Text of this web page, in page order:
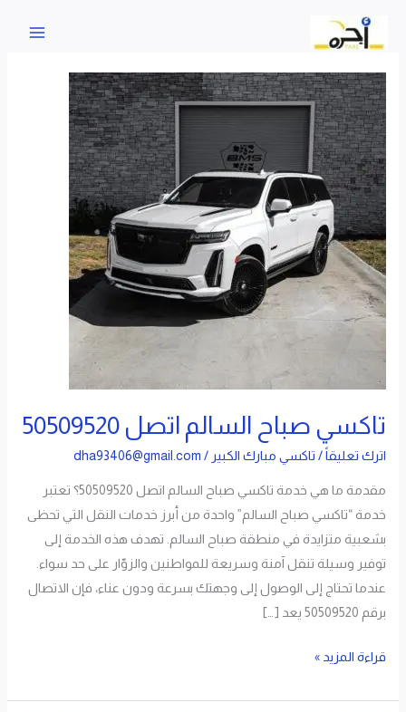
تاكسي صباح السالم اتصل 50509520
اترك تعليقاً / تاكسي مبارك الكبير /
dha93406@gmail.com
مقدمة ما هي خدمة تاكسي صباح السالم اتصل 50509520؟ تعتبر
خدمة “تاكسي صباح السالم” واحدة من أبرز خدمات النقل التي تحظى
بشعبية متزايدة في منطقة صباح السالم. تهدف هذه الخدمة إلى
توفير وسيلة تنقل آمنة وسريعة للمواطنين والزوّار على حد سواء.
عندما تحتاج إلى الوصول إلى وجهتك بسرعة ودون عناء، فإن الاتصال
برقم 50509520 يعد […]
تاكسي
صباح
السالم
اتصل
50509520
قراءة المزيد »